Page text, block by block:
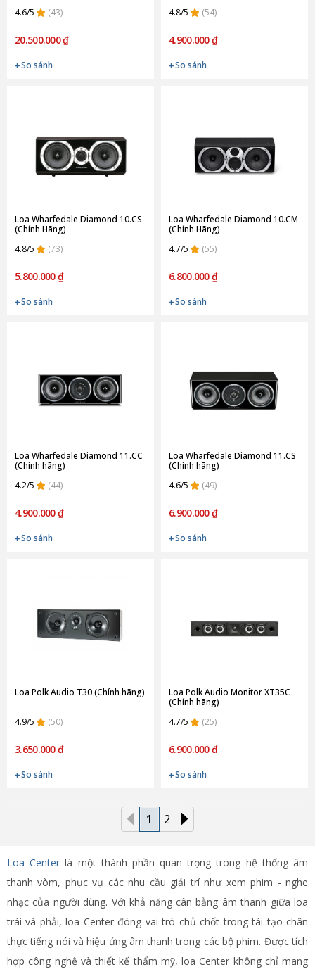
4.6/5 (43)
20.500.000 ₫
So sánh
4.8/5 (54)
4.900.000 ₫
So sánh
Loa Wharfedale Diamond 10.CS
(Chính Hãng)
4.8/5
(73)
5.800.000 ₫
So sánh
Loa Wharfedale Diamond 10.CM
(Chính Hãng)
4.7/5
(55)
6.800.000 ₫
So sánh
Loa Wharfedale Diamond 11.CC
(Chính hãng)
4.2/5
(44)
4.900.000 ₫
So sánh
Loa Wharfedale Diamond 11.CS
(Chính hãng)
4.6/5
(49)
6.900.000 ₫
So sánh
Loa Polk Audio T30 (Chính hãng)
4.9/5 (50)
3.650.000 ₫
So sánh
Loa Polk Audio Monitor XT35C
(Chính hãng)
4.7/5
(25)
6.900.000 ₫
So sánh
1 2
Loa Center là một thành phần quan trọng trong hệ thống âm
thanh vòm, phục vụ các nhu cầu giải trí như xem phim - nghe
nhạc của người dùng. Với khả năng cân bằng âm thanh giữa loa
trái và phải, loa Center đóng vai trò chủ chốt trong tái tạo chân
thực tiếng nói và hiệu ứng âm thanh trong các bộ phim. Được tích
hợp công nghệ và thiết kế thẩm mỹ, loa Center không chỉ mang